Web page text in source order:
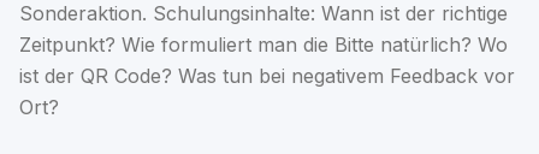
Sonderaktion. Schulungsinhalte: Wann ist der richtige
Zeitpunkt? Wie formuliert man die Bitte natürlich? Wo
ist der QR Code? Was tun bei negativem Feedback vor
Ort?